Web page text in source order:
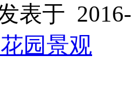
表于
园景观